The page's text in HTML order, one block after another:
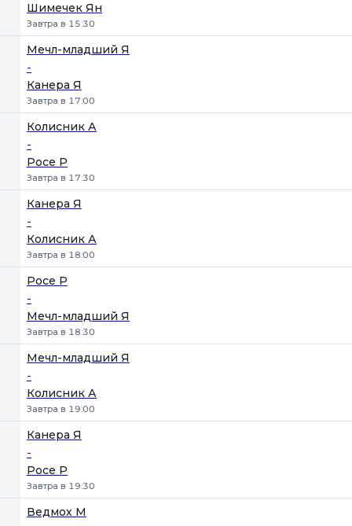
Шимечек Ян
Завтра в 15:30
Мечл-младший Я
-
Канера Я
Завтра в 17:00
Колисник А
-
Росе Р
Завтра в 17:30
Канера Я
-
Колисник А
Завтра в 18:00
Росе Р
-
Мечл-младший Я
Завтра в 18:30
Мечл-младший Я
-
Колисник А
Завтра в 19:00
Канера Я
-
Росе Р
Завтра в 19:30
Ведмох М